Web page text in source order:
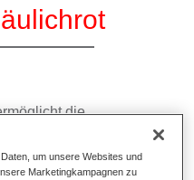
die
Permasolid HS
für die Pkw-
um unsere Websites und
Marketingkampagnen zu